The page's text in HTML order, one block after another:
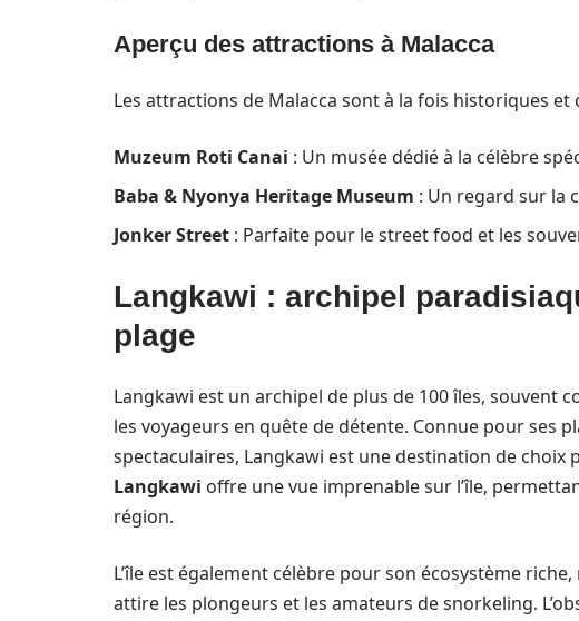
Aperçu des attractions à Malacca
Les attractions de Malacca sont à la fois historiques et
Muzeum Roti Canai : Un musée dédié à la célèbre
Baba & Nyonya Heritage Museum : Un regard sur la
Jonker Street : Parfaite pour le street food et les
Langkawi : archipel
plage
Langkawi est un archipel de plus de 100 îles, souvent
les voyageurs en quête de détente. Connue pour ses
spectaculaires, Langkawi est une destination de choix
Langkawi offre une vue imprenable sur l’île,
région.
L’île est également célèbre pour son écosystème
attire les plongeurs et les amateurs de snorkeling.